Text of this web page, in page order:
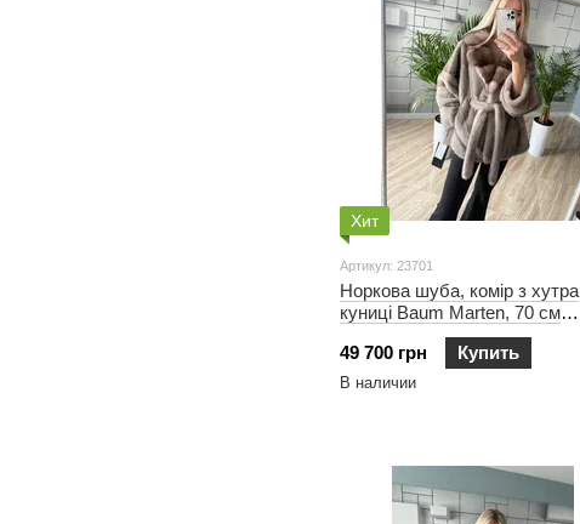
Хит
Артикул: 23701
Норкова шуба, комір з хутра
куниці Baum Marten, 70 см
49 700 грн
Купить
В наличии